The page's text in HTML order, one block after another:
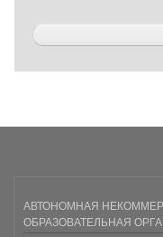
АВТОНОМНАЯ
ОБРАЗОВАТЕЛЬНАЯ